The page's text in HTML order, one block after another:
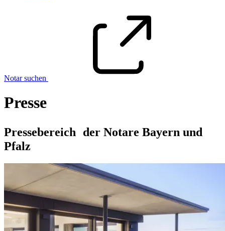
Notar suchen
Presse
Pressebereich der Notare Bayern und
Pfalz